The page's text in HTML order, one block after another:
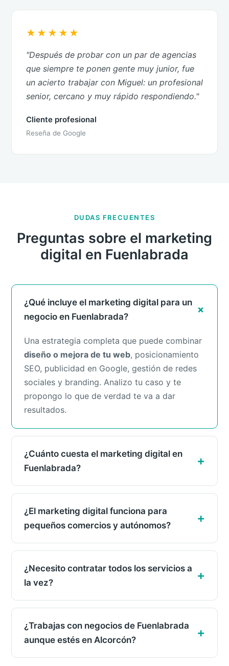
★★★★★
"Después de probar con un par de agencias
que siempre te ponen gente muy junior, fue
un acierto trabajar con Miguel: un profesional
senior, cercano y muy rápido respondiendo."
Cliente profesional
Reseña de Google
DUDAS FRECUENTES
Preguntas sobre el marketing
digital en Fuenlabrada
¿Qué incluye el marketing digital para un
negocio en Fuenlabrada?
Una estrategia completa que puede combinar
diseño o mejora de tu web, posicionamiento
SEO, publicidad en Google, gestión de redes
sociales y branding. Analizo tu caso y te
propongo lo que de verdad te va a dar
resultados.
¿Cuánto cuesta el marketing digital en
Fuenlabrada?
¿El marketing digital funciona para
pequeños comercios y autónomos?
¿Necesito contratar todos los servicios a
la vez?
¿Trabajas con negocios de Fuenlabrada
aunque estés en Alcorcón?